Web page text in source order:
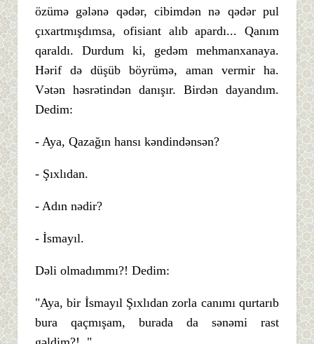
özümə gələnə qədər, cibimdən nə qədər pul
çıxartmışdımsa, ofisiant alıb apardı... Qanım
qaraldı. Durdum ki, gedəm mehmanxanaya.
Hərif də düşüb böyrümə, aman vermir ha.
Vətən həsrətindən danışır. Birdən dayandım.
Dedim:
- Aya, Qazağın hansı kəndindənsən?
- Şıxlıdan.
- Adın nədir?
- İsmayıl.
Dəli olmadımmı?! Dedim:
"Aya, bir İsmayıl Şıxlıdan zorla canımı qurtarıb
bura qaçmışam, burada da sənəmi rast